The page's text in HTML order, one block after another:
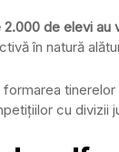
de elevi
în natură
cu divizii